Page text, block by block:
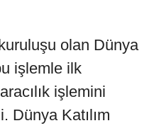
olan Dünya
işlemle ilk
işlemini
Dünya Katılım